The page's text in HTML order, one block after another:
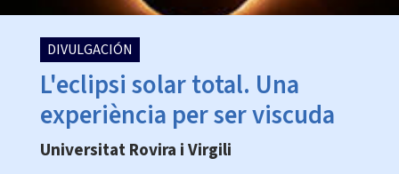
DIVULGACIÓN
L'eclipsi solar total. Una
experiència per ser viscuda
Universitat Rovira i Virgili